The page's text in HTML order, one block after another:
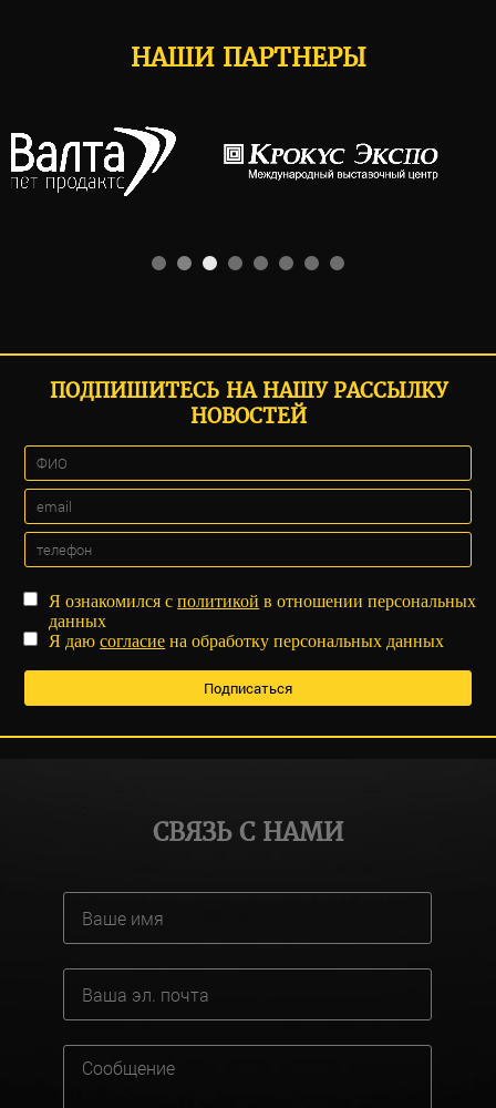
НАШИ ПАРТНЕРЫ
ПОДПИШИТЕСЬ НА НАШУ РАССЫЛКУ
НОВОСТЕЙ
Я ознакомился сполитикой в отношении персональных
данных
Я даюсогласие на обработку персональных данных
СВЯЗЬ С НАМИ